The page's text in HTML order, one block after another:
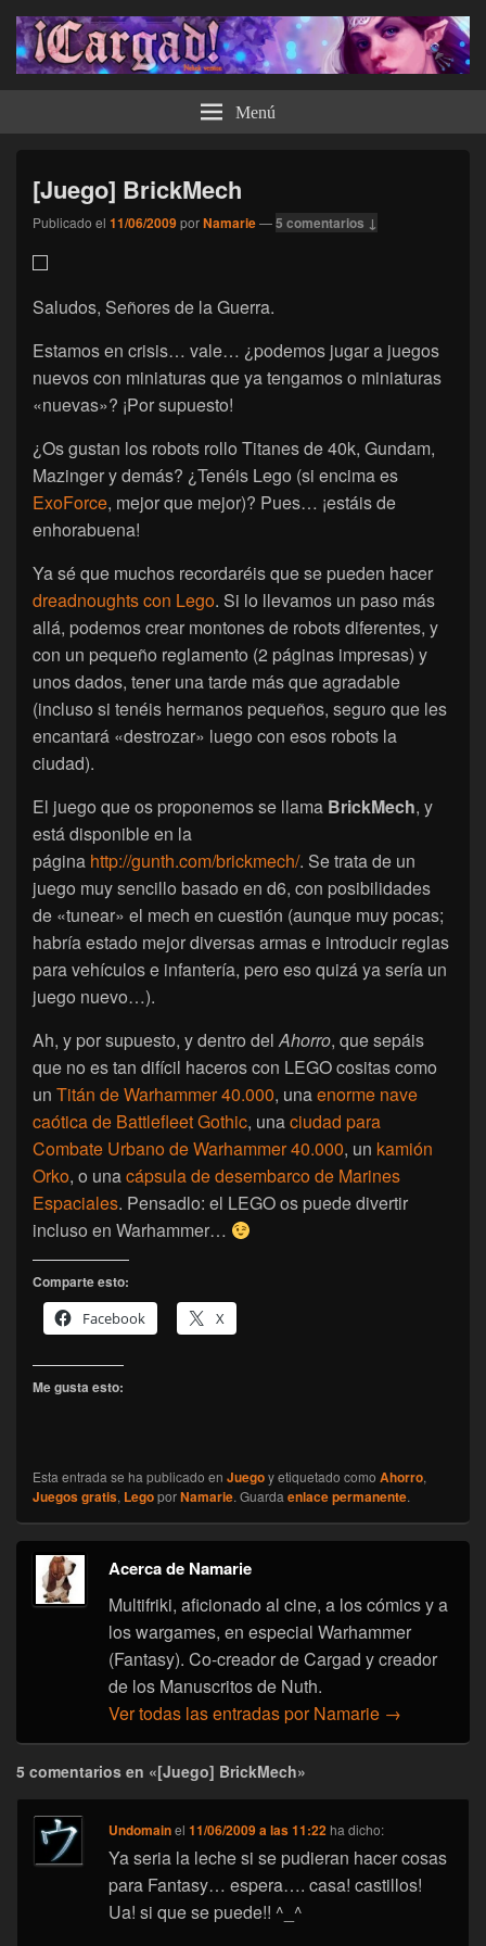
¡Cargad! Menú
[Juego] BrickMech
Publicado el 11/06/2009porNamarie—5 comentarios ↓
Saludos, Señores de la Guerra.
Estamos en crisis… vale… ¿podemos jugar a juegos
nuevos con miniaturas que ya tengamos o miniaturas
«nuevas»? ¡Por supuesto!
¿Os gustan los robots rollo Titanes de 40k, Gundam,
Mazinger y demás? ¿Tenéis Lego (si encima es
ExoForce, mejor que mejor)? Pues… ¡estáis de
enhorabuena!
Ya sé que muchos recordaréis que se pueden hacer
dreadnoughts con Lego. Si lo llevamos un paso más
allá, podemos crear montones de robots diferentes, y
con un pequeño reglamento (2 páginas impresas) y
unos dados, tener una tarde más que agradable
(incluso si tenéis hermanos pequeños, seguro que les
encantará «destrozar» luego con esos robots la
ciudad).
El juego que os proponemos se llama BrickMech, y
está disponible en la
página http://gunth.com/brickmech/. Se trata de un
juego muy sencillo basado en d6, con posibilidades
de «tunear» el mech en cuestión (aunque muy pocas;
habría estado mejor diversas armas e introducir reglas
para vehículos e infantería, pero eso quizá ya sería un
juego nuevo…).
Ah, y por supuesto, y dentro delAhorro, que sepáis
que no es tan difícil haceros con LEGO cositas como
un Titán de Warhammer 40.000, unaenorme nave
caótica de Battlefleet Gothic, unaciudad para
Combate Urbano de Warhammer 40.000, un kamión
Orko, o unacápsula de desembarco de Marines
Espaciales. Pensadlo: el LEGO os puede divertir
incluso en Warhammer…
Comparte esto:
Facebook
X
Me gusta esto:
Esta entrada se ha publicado en Juegoy etiquetado como Ahorro,
Juegos gratis, LegoporNamarie. Guarda enlace permanente.
Acerca de Namarie
Multifriki, aficionado al cine, a los cómics y a
los wargames, en especial Warhammer
(Fantasy). Co-creador de Cargad y creador
de los Manuscritos de Nuth.
Ver todas las entradas por Namarie →
5 comentarios en «[Juego] BrickMech»
Undomainel11/06/2009 a las 11:22 ha dicho:
Ya seria la leche si se pudieran hacer cosas
para Fantasy… espera…. casa! castillos!
Ua! si que se puede!! ^_^